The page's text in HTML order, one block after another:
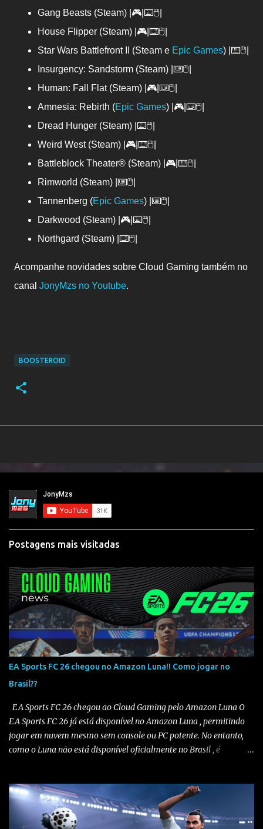
Gang Beasts (Steam) |🎮|⌨️🖱️|
House Flipper (Steam) |🎮|⌨️🖱️|
Star Wars Battlefront II (Steam e Epic Games) |⌨️🖱️|
Insurgency: Sandstorm (Steam) |⌨️🖱️|
Human: Fall Flat (Steam) |🎮|⌨️🖱️|
Amnesia: Rebirth (Epic Games) |🎮|⌨️🖱️|
Dread Hunger (Steam) |⌨️🖱️|
Weird West (Steam) |🎮|⌨️🖱️|
Battleblock Theater® (Steam) |🎮|⌨️🖱️|
Rimworld (Steam) |⌨️🖱️|
Tannenberg (Epic Games) |⌨️🖱️|
Darkwood (Steam) |🎮|⌨️🖱️|
Northgard (Steam) |⌨️🖱️|
Acompanhe novidades sobre Cloud Gaming também no
canal JonyMzs no Youtube.
BOOSTEROID
Postagens mais visitadas
EA Sports FC 26 chegou no Amazon Luna!! Como jogar no
Brasil??
EA Sports FC 26 chegou ao Cloud Gaming pelo Amazon Luna O
EA Sports FC 26 já está disponível no Amazon Luna , permitindo
jogar em nuvem mesmo sem console ou PC potente. No entanto,
como o Luna não está disponível oficialmente no Brasil , é
1️⃣ Alterar a região da conta Amazon Acesse sua conta Amazon em
amazon.com . Vá em “Sua Conta” > “Gerenciar Conteúdo e
Dispositivos” . No menu “Preferências” , altere o país/região para